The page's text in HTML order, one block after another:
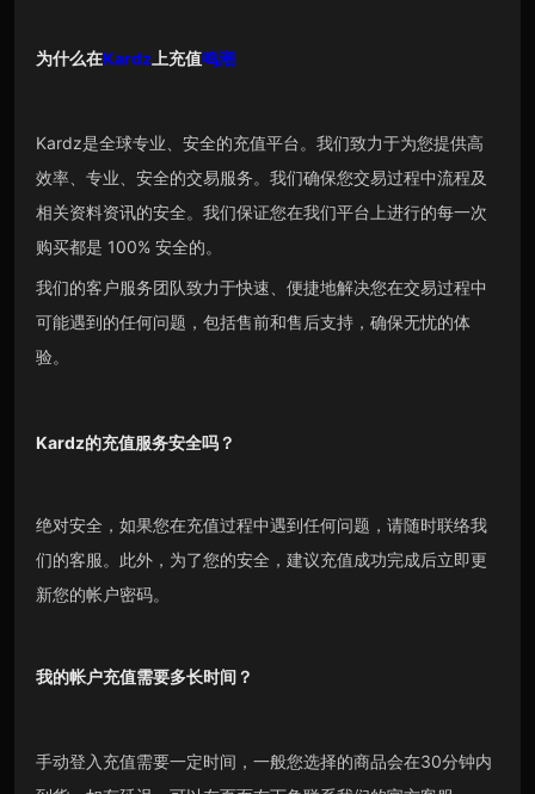
为什么在Kardz上充值鸣潮
Kardz是全球专业、安全的充值平台。我们致力于为您提供高
效率、专业、安全的交易服务。我们确保您交易过程中流程及
相关资料资讯的安全。我们保证您在我们平台上进行的每一次
购买都是 100% 安全的。
我们的客户服务团队致力于快速、便捷地解决您在交易过程中
可能遇到的任何问题，包括售前和售后支持，确保无忧的体
验。
Kardz的充值服务安全吗？
绝对安全，如果您在充值过程中遇到任何问题，请随时联络我
们的客服。此外，为了您的安全，建议充值成功完成后立即更
新您的帐户密码。
我的帐户充值需要多长时间？
手动登入充值需要一定时间，一般您选择的商品会在30分钟内